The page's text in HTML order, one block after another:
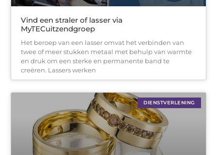
Vind een straler of lasser via
MyTECuitzendgroep
Het beroep van een lasser omvat het verbinden van
twee of meer stukken metaal met behulp van warmte
en druk om een sterke en permanente band te
creëren. Lassers werken
DIENSTVERLENING